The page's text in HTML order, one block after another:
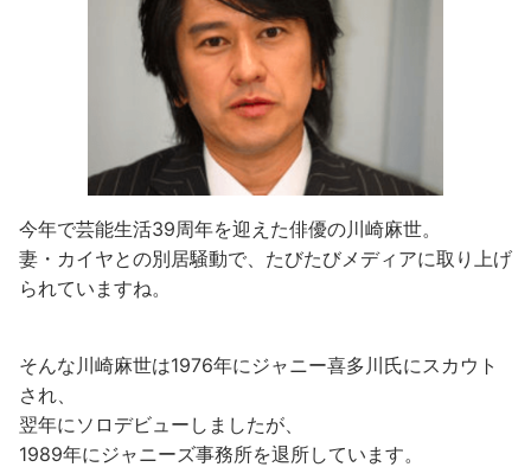
今年で芸能生活39周年を迎えた俳優の川崎麻世。
妻・カイヤとの別居騒動で、たびたびメディアに取り上げ
られていますね。
そんな川崎麻世は1976年にジャニー喜多川氏にスカウト
され、
翌年にソロデビューしましたが、
1989年にジャニーズ事務所を退所しています。